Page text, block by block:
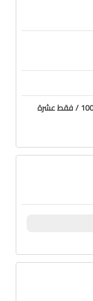
10000000000.00 / فقط عشرة